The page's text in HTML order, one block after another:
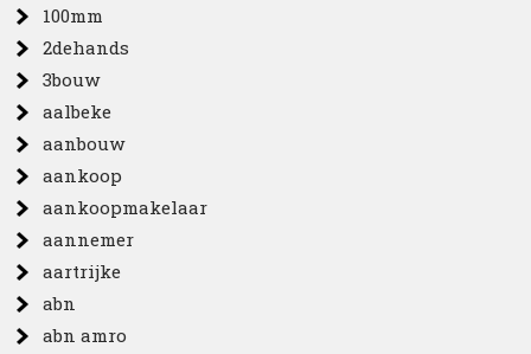
100mm
2dehands
3bouw
aalbeke
aanbouw
aankoop
aankoopmakelaar
aannemer
aartrijke
abn
abn amro